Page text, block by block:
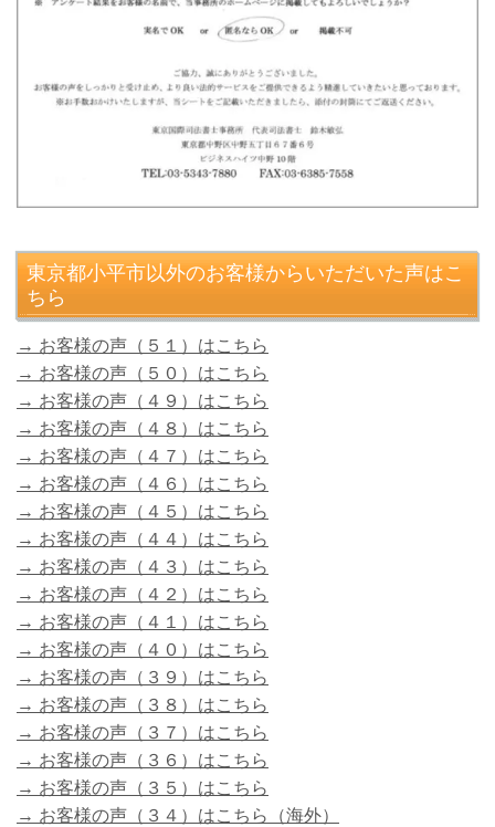
東京都小平市以外のお客様からいただいた声はこ
ちら
→ お客様の声（５１）はこちら
→ お客様の声（５０）はこちら
→ お客様の声（４９）はこちら
→ お客様の声（４８）はこちら
→ お客様の声（４７）はこちら
→ お客様の声（４６）はこちら
→ お客様の声（４５）はこちら
→ お客様の声（４４）はこちら
→ お客様の声（４３）はこちら
→ お客様の声（４２）はこちら
→ お客様の声（４１）はこちら
→ お客様の声（４０）はこちら
→ お客様の声（３９）はこちら
→ お客様の声（３８）はこちら
→ お客様の声（３７）はこちら
→ お客様の声（３６）はこちら
→ お客様の声（３５）はこちら
→ お客様の声（３４）はこちら（海外）